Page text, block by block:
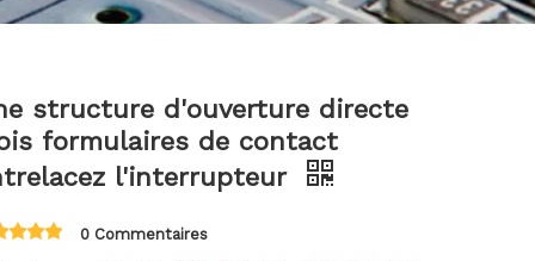
한국어
structure d'ouverture directe
formulaires de contact
l'interrupteur
0 Commentaires